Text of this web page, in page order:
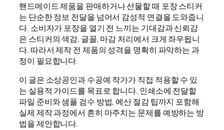
핸드메이드 제품을 판매하거나 선물할 때 포장 스티커
는 단순한 정보 전달을 넘어서 감성적 연결을 도와줍니
다. 소비자가 포장을 열기 전 느끼는 기대감과 신뢰감
은 스티커의 색감, 글꼴, 마감 처리에서 크게 좌우됩니
다. 따라서 제작 전 제품의 성격을 명확히 파악하는 과
정이 필요합니다.
이 글은 소상공인과 수공예 작가가 직접 적용할 수 있
는 실용적 가이드를 목표로 합니다. 인쇄소에 전달할
파일 준비와 샘플 검수 방법, 예산 절감 팁까지 포함해
실제 제작 과정에서 흔히 마주치는 문제를 예방하는 방
법을 제안합니다.